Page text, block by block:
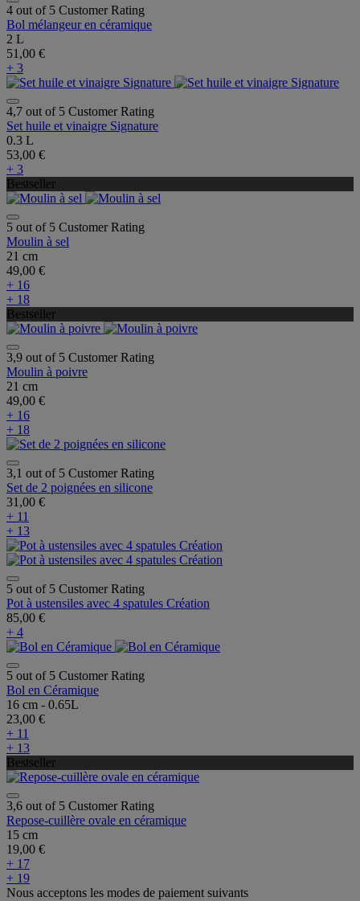
4 out of 5 Customer Rating
Bol mélangeur en céramique
2 L
51,00 €
+ 3
4,7 out of 5 Customer Rating
Set huile et vinaigre Signature
0.3 L
53,00 €
+ 3
Bestseller
5 out of 5 Customer Rating
Moulin à sel
21 cm
49,00 €
+ 16
+ 18
Bestseller
3,9 out of 5 Customer Rating
Moulin à poivre
21 cm
49,00 €
+ 16
+ 18
3,1 out of 5 Customer Rating
Set de 2 poignées en silicone
31,00 €
+ 11
+ 13
5 out of 5 Customer Rating
Pot à ustensiles avec 4 spatules Création
85,00 €
+ 4
5 out of 5 Customer Rating
Bol en Céramique
16 cm - 0.65L
23,00 €
+ 11
+ 13
Bestseller
3,6 out of 5 Customer Rating
Repose-cuillère ovale en céramique
15 cm
19,00 €
+ 17
+ 19
Nous acceptons les modes de paiement suivants